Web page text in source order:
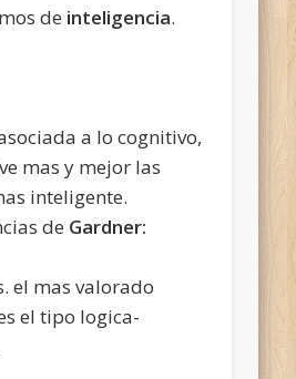
de inteligencia.
a lo cognitivo,
mas y mejor las
inteligente.
de Gardner:
el mas valorado
el tipo logica-